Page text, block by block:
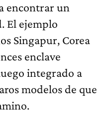
encontrar un
El ejemplo
Singapur, Corea
enclave
integrado a
modelos de que